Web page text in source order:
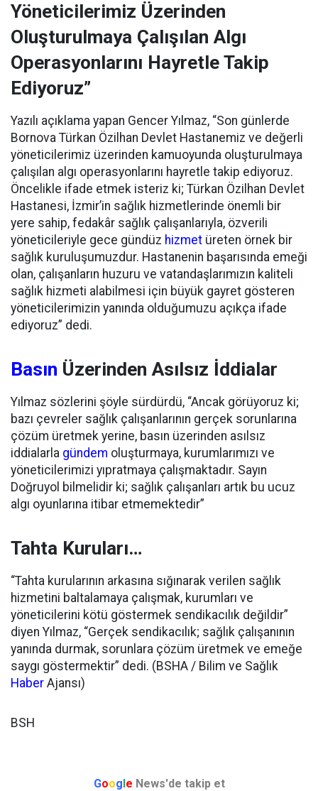
Yöneticilerimiz Üzerinden
Oluşturulmaya Çalışılan Algı
Operasyonlarını Hayretle Takip
Ediyoruz”
Yazılı açıklama yapan Gencer Yılmaz, “Son günlerde
Bornova Türkan Özilhan Devlet Hastanemiz ve değerli
yöneticilerimiz üzerinden kamuoyunda oluşturulmaya
çalışılan algı operasyonlarını hayretle takip ediyoruz.
Öncelikle ifade etmek isteriz ki; Türkan Özilhan Devlet
Hastanesi, İzmir’in sağlık hizmetlerinde önemli bir
yere sahip, fedakâr sağlık çalışanlarıyla, özverili
yöneticileriyle gece gündüz hizmet üreten örnek bir
sağlık kuruluşumuzdur. Hastanenin başarısında emeği
olan, çalışanların huzuru ve vatandaşlarımızın kaliteli
sağlık hizmeti alabilmesi için büyük gayret gösteren
yöneticilerimizin yanında olduğumuzu açıkça ifade
ediyoruz” dedi.
Basın Üzerinden Asılsız İddialar
Yılmaz sözlerini şöyle sürdürdü, “Ancak görüyoruz ki;
bazı çevreler sağlık çalışanlarının gerçek sorunlarına
çözüm üretmek yerine, basın üzerinden asılsız
iddialarla gündem oluşturmaya, kurumlarımızı ve
yöneticilerimizi yıpratmaya çalışmaktadır. Sayın
Doğruyol bilmelidir ki; sağlık çalışanları artık bu ucuz
algı oyunlarına itibar etmemektedir”
Tahta Kuruları…
“Tahta kurularının arkasına sığınarak verilen sağlık
hizmetini baltalamaya çalışmak, kurumları ve
yöneticilerini kötü göstermek sendikacılık değildir”
diyen Yılmaz, “Gerçek sendikacılık; sağlık çalışanının
yanında durmak, sorunlara çözüm üretmek ve emeğe
saygı göstermektir” dedi. (BSHA / Bilim ve Sağlık
Haber Ajansı)
BSH
Google News'de takip et